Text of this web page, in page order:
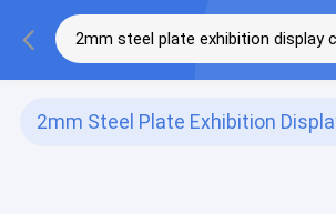
2mm Steel Plate Exhibition